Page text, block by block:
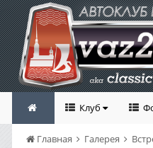
Клуб
Главная Галерея